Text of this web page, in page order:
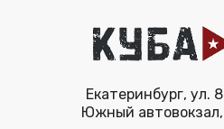
Екатеринбург, ул.
Южный автовокзал,